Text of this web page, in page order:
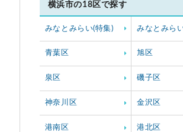
横浜市の18区で探す
みなとみらい(特集) みなとみら
青葉区 旭区
泉区 磯子区
神奈川区 金沢区
港南区 港北区